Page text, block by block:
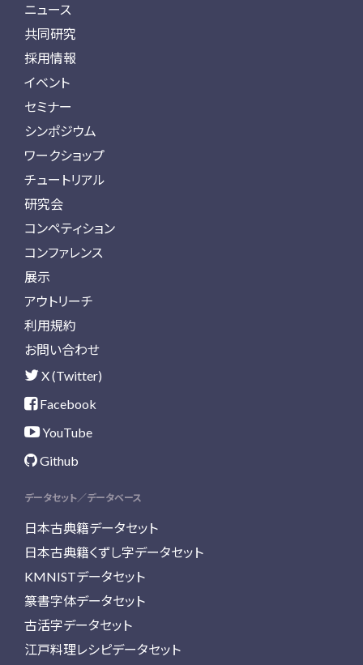
ニュース
共同研究
採用情報
イベント
セミナー
シンポジウム
ワークショップ
チュートリアル
研究会
コンペティション
コンファレンス
展示
アウトリーチ
利用規約
お問い合わせ
X (Twitter)
Facebook
YouTube
Github
データセット／データベース
日本古典籍データセット
日本古典籍くずし字データセット
KMNISTデータセット
篆書字体データセット
古活字データセット
江戸料理レシピデータセット